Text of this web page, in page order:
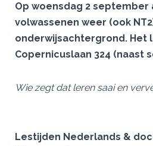
Op woensdag 2
volwassenen weer (ook
onderwijsachtergrond. Het
Copernicuslaan 324 (naast
Wie zegt dat leren saai en
Lestijden Nederlands &